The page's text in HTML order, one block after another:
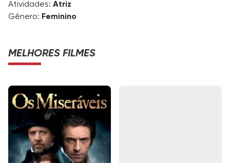
Atividades: Atriz
Gênero: Feminino
MELHORES FILMES